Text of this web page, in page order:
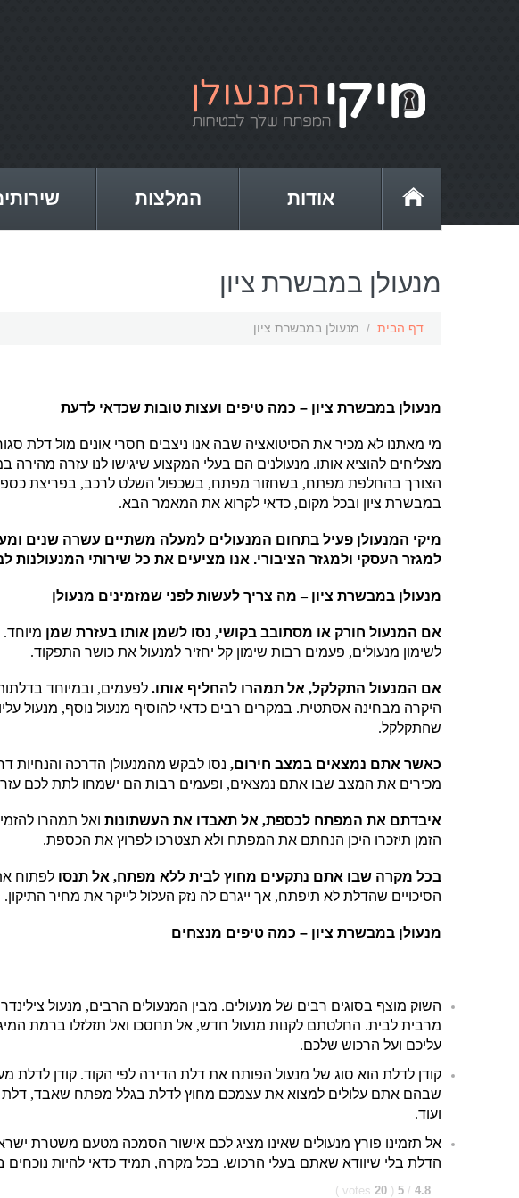
אודות המלצות
מנעולן במבשרת ציון
דף הבית / מנעולן במבשרת ציון
מנעולן במבשרת ציון – כמה טיפים ועצות טובות שכדאי לדעת
מי מאתנו לא מכיר את הסיטואציה שבה אנו ניצבים חסרי אונים מול דלת
מצליחים להוציא אותו. מנעולנים הם בעלי המקצוע שיגישו לנו עזרה מהירה
הצורך בהחלפת מפתח, בשחזור מפתח, בשכפול השלט לרכב, בפריצת
במבשרת ציון ובכל מקום, כדאי לקרוא את המאמר הבא.
מיקי המנעולן פעיל בתחום המנעולים למעלה משתיים עשרה שנים
למגזר העסקי ולמגזר הציבורי. אנו מציעים את כל שירותי המנעולנות
מנעולן במבשרת ציון– מה צריך לעשות לפני שמזמינים מנעולן
אם המנעול חורק או מסתובב בקושי, נסו לשמן אותו בעזרת שמן מיוחד.
לשימון מנעולים, פעמים רבות שימון קל יחזיר למנעול את כושר התפקוד.
אם המנעול התקלקל, אל תמהרו להחליף אותו. לפעמים, ובמיוחד
היקרה מבחינה אסתטית. במקרים רבים כדאי להוסיף מנעול נוסף, מנעול
שהתקלקל.
כאשר אתם נמצאים במצב חירום, נסו לבקש מהמנעולן הדרכה והנחיות
מכירים את המצב שבו אתם נמצאים, ופעמים רבות הם ישמחו לתת לכם
איבדתם את המפתח לכספת, אל תאבדו את העשתונות ואל תמהרו
הזמן תיזכרו היכן הנחתם את המפתח ולא תצטרכו לפרוץ את הכספת.
בכל מקרה שבו אתם נתקעים מחוץ לבית ללא מפתח, אל תנסו לפתוח
הסיכויים שהדלת לא תיפתח, אך ייגרם לה נזק העלול לייקר את מחיר התיקון.
מנעולן במבשרת ציון – כמה טיפים מנצחים
השוק מוצף בסוגים רבים של מנעולים. מבין המנעולים הרבים, מנעול
מרבית לבית. החלטתם לקנות מנעול חדש, אל תחסכו ואל תזלזלו ברמת
עליכם ועל הרכוש שלכם.
קודן לדלת הוא סוג של מנעול הפותח את דלת הדירה לפי הקוד. קודן לדלת
שבהם אתם עלולים למצוא את עצמכם מחוץ לדלת בגלל מפתח שאבד,
ועוד.
אל תזמינו פורץ מנעולים שאינו מציג לכם אישור הסמכה מטעם משטרת
הדלת בלי שיוודא שאתם בעלי הרכוש. בכל מקרה, תמיד כדאי להיות
4.8
/
5
(
20
votes
)